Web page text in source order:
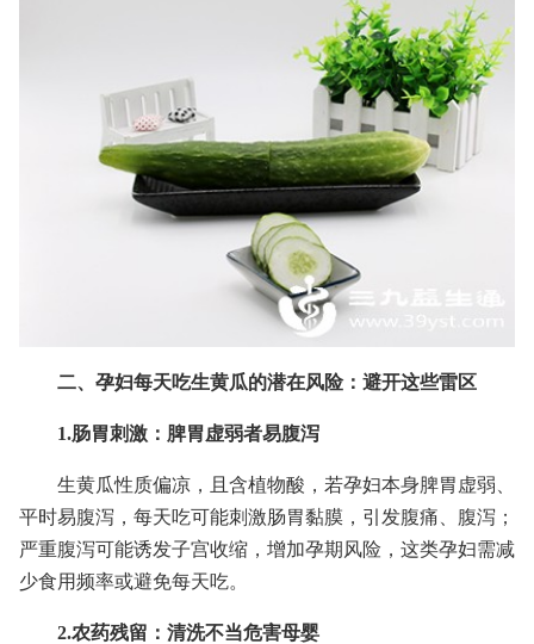
二、孕妇每天吃生黄瓜的潜在风险：避开这些雷区
1.肠胃刺激：脾胃虚弱者易腹泻
生黄瓜性质偏凉，且含植物酸，若孕妇本身脾胃虚弱、
平时易腹泻，每天吃可能刺激肠胃黏膜，引发腹痛、腹泻；
严重腹泻可能诱发子宫收缩，增加孕期风险，这类孕妇需减
少食用频率或避免每天吃。
2.农药残留：清洗不当危害母婴